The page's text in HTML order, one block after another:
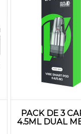
PACK DE 3
4.5ML DUAL